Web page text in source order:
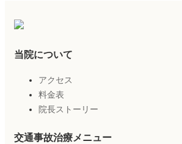
当院について
アクセス
料金表
院長ストーリー
交通事故治療メニュー